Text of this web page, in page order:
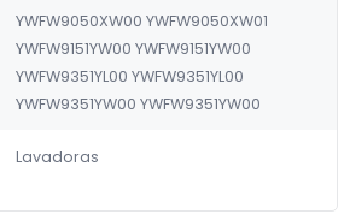
YWFW9050XW00 YWFW9050XW01
YWFW9151YW00 YWFW9151YW00
YWFW9351YL00 YWFW9351YL00
YWFW9351YW00 YWFW9351YW00
Lavadoras